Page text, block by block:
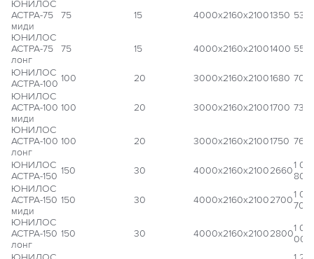
ЮНИЛОС
АСТРА-75
миди
75 15 4000x2160x21001350 535
ЮНИЛОС
АСТРА-75
лонг
75 15 4000x2160x21001400 555
ЮНИЛОС
АСТРА-100 100 20 3000x2160x21001680 705
ЮНИЛОС
АСТРА-100
миди
100 20 3000x2160x21001700 738
ЮНИЛОС
АСТРА-100
лонг
100 20 3000x2160x21001750 764
ЮНИЛОС
АСТРА-150 150 30 4000x2160x210026601
800
ЮНИЛОС
АСТРА-150
миди
150 30 4000x2160x210027001
700
ЮНИЛОС
АСТРА-150
лонг
150 30 4000x2160x210028001
000